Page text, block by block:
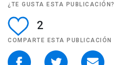
¿TE GUSTA ESTA PUBLICACIÓN?
2
COMPARTE ESTA PUBLICACIÓN